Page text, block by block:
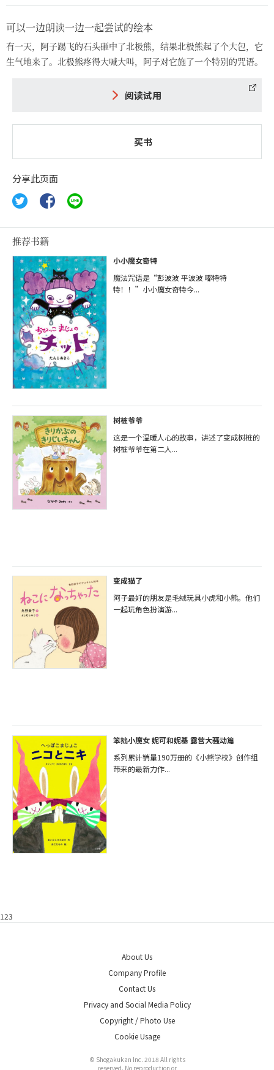
可以一边朗读一边一起尝试的绘本
有一天，阿子踢飞的石头砸中了北极熊，结果北极熊起了个大包，它
生气地来了。北极熊疼得大喊大叫，阿子对它施了一个特别的咒语。
阅读试用
买书
分享此页面
推荐书籍
小小魔女奇特
魔法咒语是“彭波波 平波波 嘟特特
特！！”小小魔女奇特今...
树桩爷爷
这是一个温暖人心的故事，讲述了变成树桩的
树桩爷爷在第二人...
变成猫了
阿子最好的朋友是毛绒玩具小虎和小熊。他们
一起玩角色扮演游...
笨拙小魔女 妮可和妮基 露营大骚动篇
系列累计销量190万册的《小熊学校》创作组
带来的最新力作...
123
About Us
Company Profile
Contact Us
Privacy and Social Media Policy
Copyright / Photo Use
Cookie Usage
© Shogakukan Inc. 2018 All rights
reserved. No reproduction or